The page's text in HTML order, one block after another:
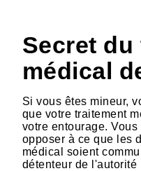
Secret
médical
Si vous êtes mineur,
que votre traitement
votre entourage.
opposer à ce que les
médical soient
détenteur de l'autorité